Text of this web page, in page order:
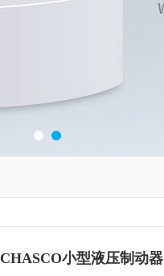
CHASCO小型液压制动器